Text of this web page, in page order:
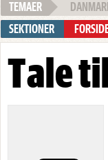
Tale til
Tale